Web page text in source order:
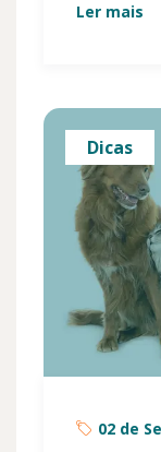
Ler mais
Dicas
02 de